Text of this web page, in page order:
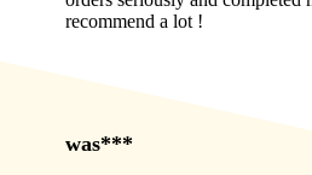
recommend a lot !
was***